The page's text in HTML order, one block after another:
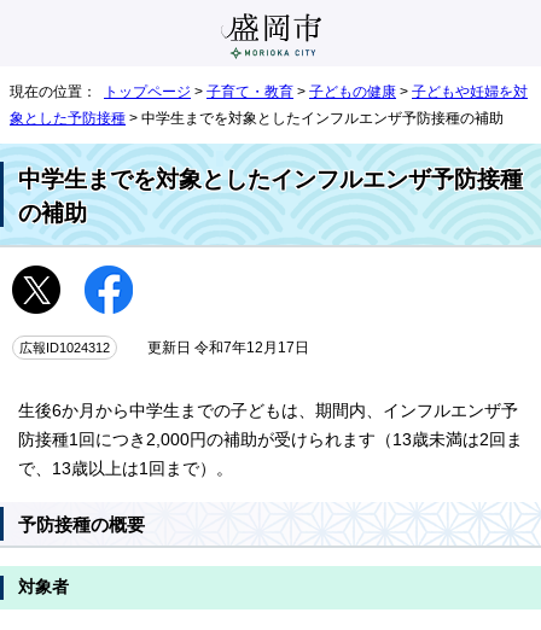
現在の位置： トップページ > 子育て・教育 > 子どもの健康 > 子どもや妊婦を対
象とした予防接種 > 中学生までを対象としたインフルエンザ予防接種の補助
中学生までを対象としたインフルエンザ予防接種
の補助
広報ID1024312 更新日 令和7年12月17日
生後6か月から中学生までの子どもは、期間内、インフルエンザ予
防接種1回につき2,000円の補助が受けられます（13歳未満は2回ま
で、13歳以上は1回まで）。
予防接種の概要
対象者